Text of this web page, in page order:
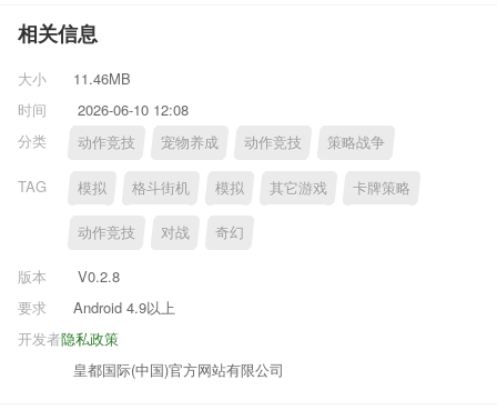
相关信息
大小
11.46MB
时间
2026-06-10 12:08
分类
动作竞技 宠物养成 动作竞技 策略战争
TAG 模拟 格斗街机 模拟 其它游戏 卡牌策略
动作竞技 对战 奇幻
版本
V0.2.8
要求
Android 4.9以上
隐私政策
开发者
皇都国际(中国)官方网站有限公司